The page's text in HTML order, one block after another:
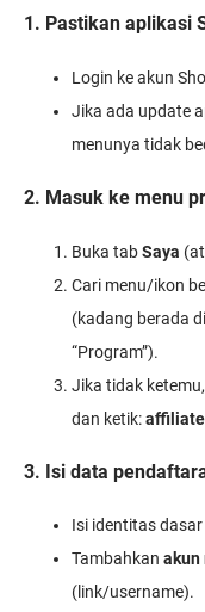
1. Pastikan aplikasi
Login ke akun
Jika ada update
menunya tidak
2. Masuk ke menu
Buka tabSaya
Cari menu/ikon
(kadang berada
“Program”).
Jika tidak
dan ketik:affiliate
3. Isi data
Isi identitas
Tambahkan akun
(link/username).